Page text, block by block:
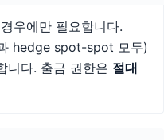
우에만 필요합니다.
hedge spot-spot 모두)
니다. 출금 권한은 절대